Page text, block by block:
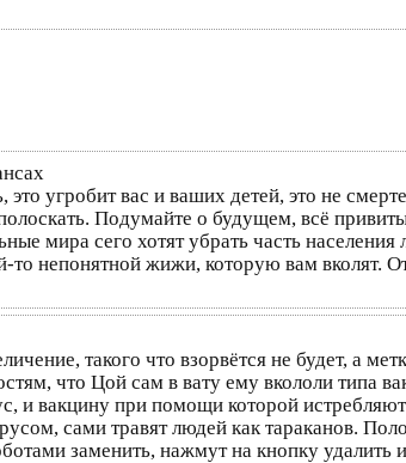
угробит вас и ваших детей, это не
Подумайте о будущем, всё
мира сего хотят убрать часть
то непонятной жижи, которую вам вколят.
такого что взорвётся не будет, а
что Цой сам в вату ему вкололи типа
и вакцину при помощи которой
сами травят людей как тараканов.
заменить, нажмут на кнопку удалить